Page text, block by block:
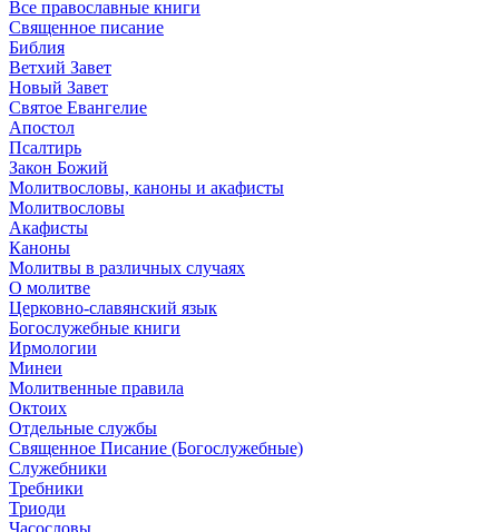
Все православные книги
Священное писание
Библия
Ветхий Завет
Новый Завет
Святое Евангелие
Апостол
Псалтирь
Закон Божий
Молитвословы, каноны и акафисты
Молитвословы
Акафисты
Каноны
Молитвы в различных случаях
О молитве
Церковно-славянский язык
Богослужебные книги
Ирмологии
Минеи
Молитвенные правила
Октоих
Отдельные службы
Священное Писание (Богослужебные)
Служебники
Требники
Триоди
Часословы